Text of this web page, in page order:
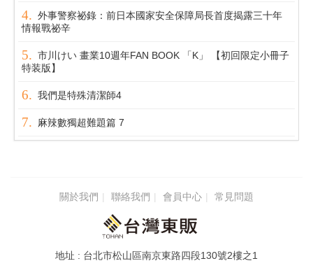
外事警察祕錄：前日本國家安全保障局長首度揭露三十年
情報戰祕辛
市川けい 畫業10週年FAN BOOK 「K」 【初回限定小冊子
特装版】
我們是特殊清潔師4
麻辣數獨超難題篇 7
關於我們 聯絡我們 會員中心 常見問題
台北市松山區南京東路四段130號2樓之1